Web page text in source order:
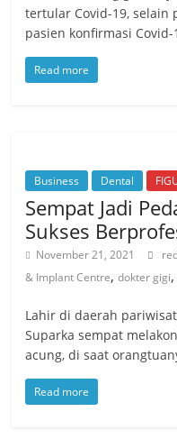
tertular Covid-19, selain
pasien konfirmasi
Read more
Business Dental
Sempat Jadi
Sukses
November 21, 2021
& Implant Centre,dokter gigi,
Lahir di daerah
Suparka sempat
acung, di saat
Read more